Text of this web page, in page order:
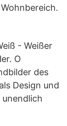
- Weißer
O
des
Design und